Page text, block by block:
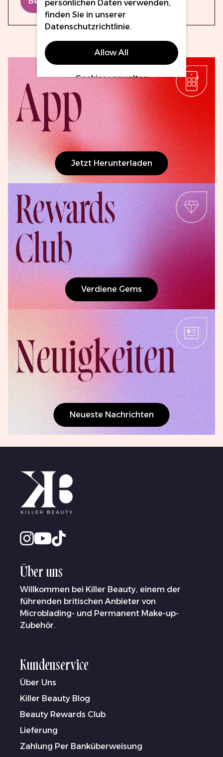
Jetzt Herunterladen
Verdiene Gems
Neueste Nachrichten
Über uns
Willkommen bei Killer Beauty, einem der
führenden britischen Anbieter von
Microblading- und Permanent Make-up-
Zubehör.
Kundenservice
Über Uns
Killer Beauty Blog
Beauty Rewards Club
Lieferung
Zahlung Per Banküberweisung
persönlichen Daten verwenden,
finden Sie in unserer
Datenschutzrichtlinie.
Allow All
Cookies verwalten